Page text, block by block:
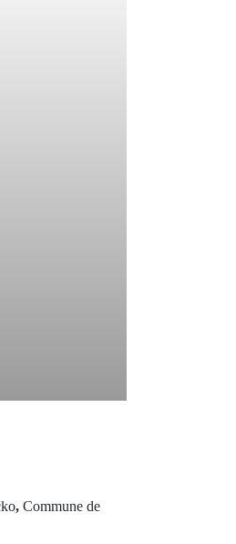
,Commune de